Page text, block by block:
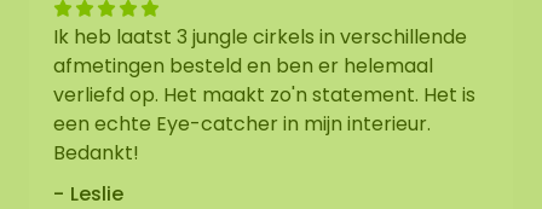
Op de afbeelding is het patroon zichtbaar van
een moscirkel diameter 1.00. Aangezien het een
natuurproduct is, is ieder mosschilderij uniek.
Hierdoor kan de opmaak van de aangeschafte
moscirkel afwijken van de geselecteerde foto.
Mocht u een andere maat wensen? Neem contact
Ik heb laatst 3 jungle cirkels in verschillende
afmetingen besteld en ben er helemaal
verliefd op. Het maakt zo'n statement. Het is
een echte Eye-catcher in mijn interieur.
Bedankt!
Leslie